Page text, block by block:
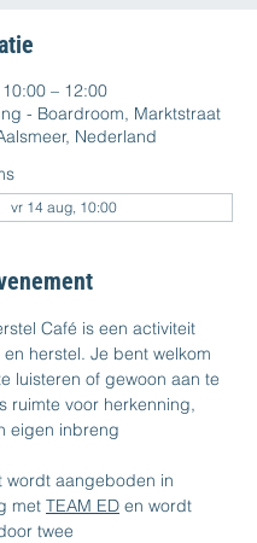
– 12:00
- Boardroom, Marktstraat
Nederland
vr 14 aug, 10:00
Café is een activiteit
herstel. Je bent welkom
luisteren of gewoon aan te
ruimte voor herkenning,
eigen inbreng
wordt aangeboden in
met TEAM ED en wordt
twee